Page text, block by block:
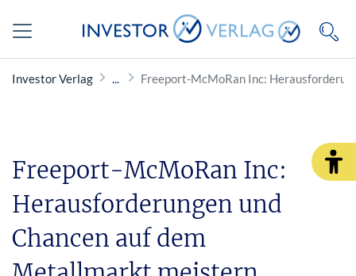
Investor Verlag Freeport-McMoRan Inc:
Freeport-McMoRan Inc:
Herausforderungen und
Chancen auf dem